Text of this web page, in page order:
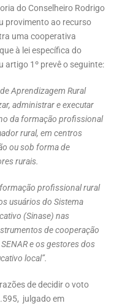
do Conselheiro Rodrigo
provimento ao recurso
uma cooperativa
à lei específica do
artigo 1º prevê o seguinte:
Aprendizagem Rural
administrar e executar
da formação profissional
rural, em centros
ou sob forma de
rurais.
profissional rural
usuários do Sistema
(Sinase) nas
de cooperação
e os gestores dos
local”.
de decidir o voto
julgado em